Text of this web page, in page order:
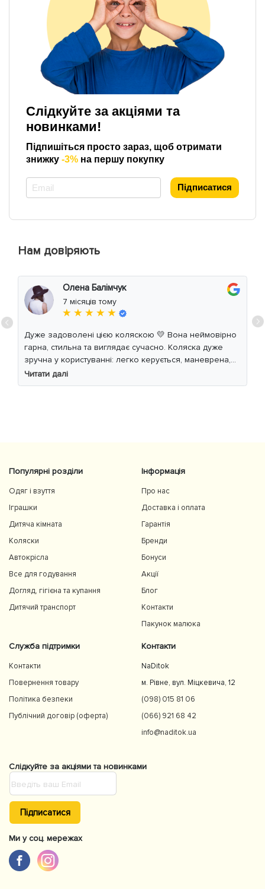
Слідкуйте за акціями та
новинками!
Підпишіться просто зараз, щоб отримати
знижку -3% на першу покупку
Підписатися
Нам довіряють
Олена Балімчук
7 місяців тому
★ ★ ★ ★ ★
Дуже задоволені цією коляскою 💛 Вона неймовірно
гарна, стильна та виглядає сучасно. Коляска дуже
зручна у користуванні: легко керується, маневрена,
м’який хід навіть по нерівній дорозі. Дитині
комфортно, просторе сидіння та великий капюшон
Читати далі
Популярні розділи
Одяг і взуття
Іграшки
Дитяча кімната
Коляски
Автокрісла
Все для годування
Догляд, гігієна та купання
Дитячий транспорт
Інформація
Про нас
Доставка і оплата
Гарантія
Бренди
Бонуси
Акції
Блог
Контакти
Пакунок малюка
Служба підтримки
Контакти
Повернення товару
Політика безпеки
Публічний договір (оферта)
Контакти
NaDitok
м. Рівне, вул. Міцкевича, 12
(098) 015 81 06
(066) 921 68 42
info@naditok.ua
Слідкуйте за акціями та новинками
Підписатися
Ми у соц. мережах